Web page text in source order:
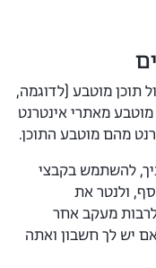
תוכן מוטבע (לדוגמה,
מוטבע מאתרי אינטרנט
מהם מוטבע התוכן.
להשתמש בקבצי
ולנטר את
מעקב אחר
יש לך חשבון ואתה